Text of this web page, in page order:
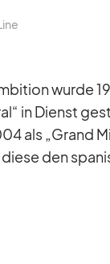
wurde
in Dienst
als „Grand
den